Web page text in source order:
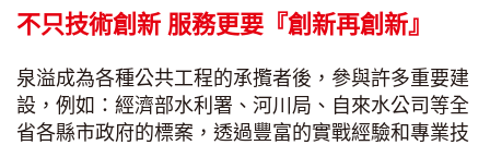
不只技術創新 服務更要『創新再創新』
泉溢成為各種公共工程的承攬者後，參與許多重要建
設，例如：經濟部水利署、河川局、自來水公司等全
省各縣市政府的標案，透過豐富的實戰經驗和專業技